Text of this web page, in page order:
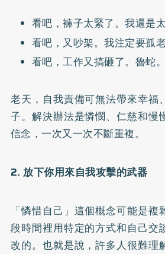
看吧，褲子太緊了。我還是
看吧，又吵架。我注定要孤老
看吧，工作又搞砸了。魯蛇。
老天，自我責備可無法帶來幸福
子。解決辦法是憐憫、仁慈和慢
信念，一次又一次不斷重複。
2. 放下你用來自我攻擊的武器
「憐惜自己」這個概念可能是
段時間裡用特定的方式和自己交
改的。也就是說，許多人很難理